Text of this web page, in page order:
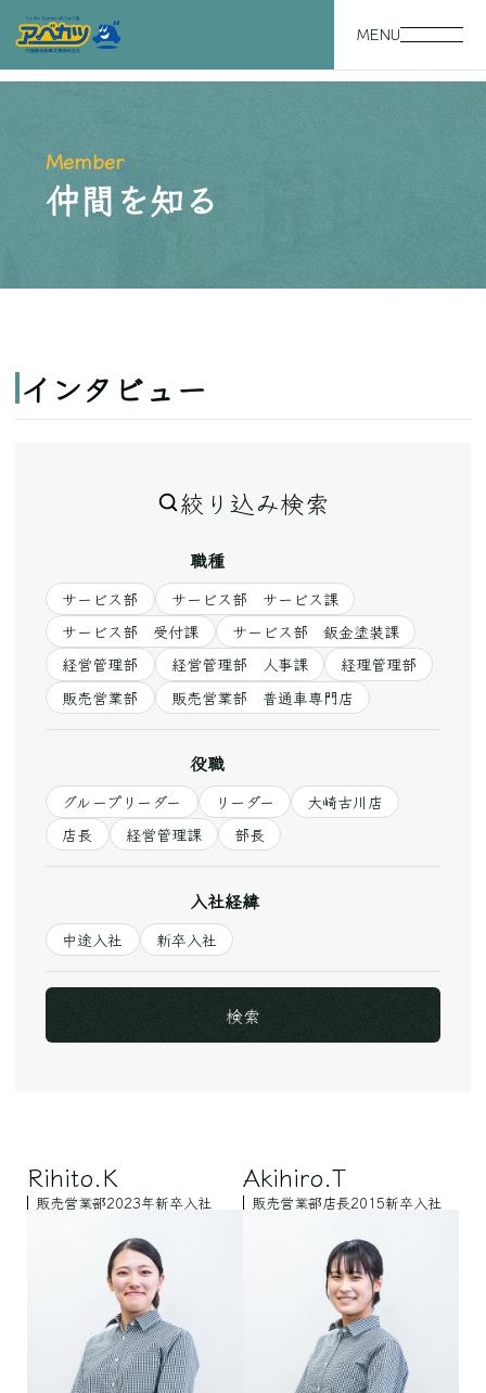
MENU
Member
仲間を知る
インタビュー
絞り込み検索
職種
サービス部
サービス部 サービス課
サービス部 受付課
サービス部 鈑金塗装課
経営管理部
経営管理部 人事課
経理管理部
販売営業部
販売営業部 普通車専門店
役職
グループリーダー リーダー
大崎古川店
店長
経営管理課 部長
入社経緯
中途入社 新卒入社
Rihito.K
販売営業部2023年新卒入社
Akihiro.T
販売営業部店長2015新卒入社